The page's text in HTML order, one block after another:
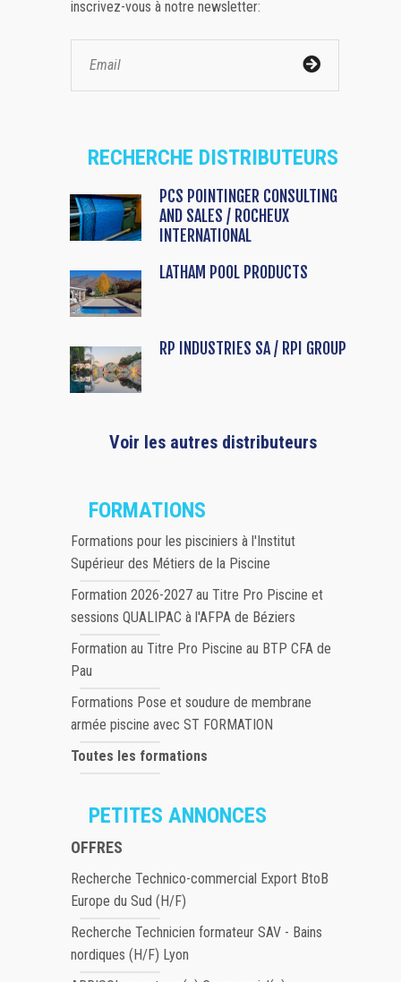
inscrivez-vous à notre newsletter:
RECHERCHE DISTRIBUTEURS
PCS POINTINGER CONSULTING
AND SALES / ROCHEUX
INTERNATIONAL
LATHAM POOL PRODUCTS
RP INDUSTRIES SA / RPI GROUP
Voir les autres distributeurs
FORMATIONS
Formations pour les pisciniers à l'Institut
Supérieur des Métiers de la Piscine
Formation 2026-2027 au Titre Pro Piscine et
sessions QUALIPAC à l'AFPA de Béziers
Formation au Titre Pro Piscine au BTP CFA de
Pau
Formations Pose et soudure de membrane
armée piscine avec ST FORMATION
Toutes les formations
PETITES ANNONCES
OFFRES
Recherche Technico-commercial Export BtoB
Europe du Sud (H/F)
Recherche Technicien formateur SAV - Bains
nordiques (H/F) Lyon